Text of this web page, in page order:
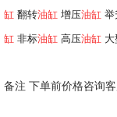
缸 翻转油缸 增压油缸 举
缸 非标油缸 高压油缸 大
备注 下单前价格咨询